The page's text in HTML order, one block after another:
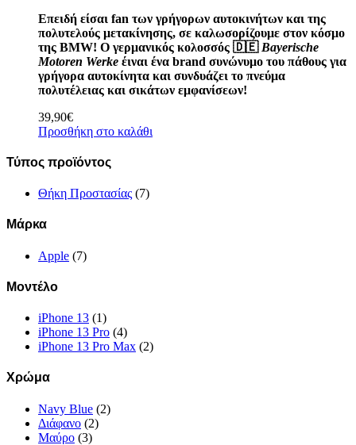
Επειδή είσαι fan των γρήγορων αυτοκινήτων και της
πολυτελούς μετακίνησης, σε καλωσορίζουμε στον κόσμο
της BMW! Ο γερμανικός κολοσσός 🇩🇪 Bayerische
Motoren Werke έιναι ένα brand συνώνυμο του πάθους για
γρήγορα αυτοκίνητα και συνδυάζει το πνεύμα
πολυτέλειας και σικάτων εμφανίσεων!
39,90€
Προσθήκη στο καλάθι
Τύπος προϊόντος
Θήκη Προστασίας (7)
Μάρκα
Apple (7)
Μοντέλο
iPhone 13 (1)
iPhone 13 Pro (4)
iPhone 13 Pro Max (2)
Χρώμα
Navy Blue (2)
Διάφανο (2)
Μαύρο (3)